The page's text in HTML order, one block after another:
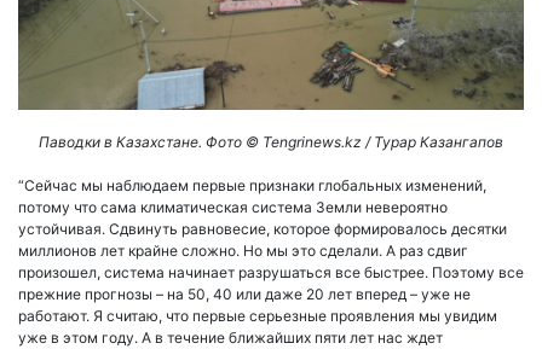
Паводки в Казахстане. Фото ©️ Tengrinews.kz / Турар Казангапов
“Сейчас мы наблюдаем первые признаки глобальных изменений,
потому что сама климатическая система Земли невероятно
устойчивая. Сдвинуть равновесие, которое формировалось десятки
миллионов лет крайне сложно. Но мы это сделали. А раз сдвиг
произошел, система начинает разрушаться все быстрее. Поэтому все
прежние прогнозы – на 50, 40 или даже 20 лет вперед – уже не
работают. Я считаю, что первые серьезные проявления мы увидим
уже в этом году. А в течение ближайших пяти лет нас ждет